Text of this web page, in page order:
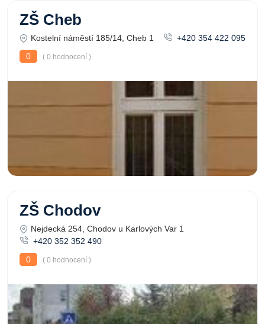
ZŠ Cheb
Kostelní náměstí 185/14, Cheb 1
+420 354 422 095
0
( 0 hodnocení )
ZŠ Chodov
Nejdecká 254, Chodov u Karlových Var 1
+420 352 352 490
0
( 0 hodnocení )